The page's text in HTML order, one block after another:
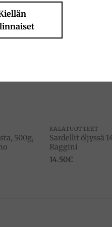
500g,
KALATUOTTEET
Sardellit öljyssä
Raggini
14.50€